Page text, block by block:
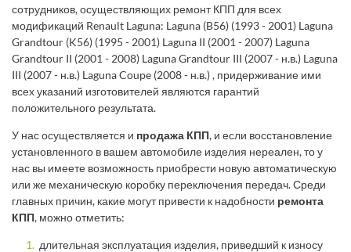
сотрудников, осуществляющих ремонт КПП для всех
модификаций Renault Laguna: Laguna (B56) (1993 - 2001) Laguna
Grandtour (K56) (1995 - 2001) Laguna II (2001 - 2007) Laguna
Grandtour II (2001 - 2008) Laguna Grandtour III (2007 - н.в.) Laguna
III (2007 - н.в.) Laguna Coupe (2008 - н.в.) , придерживание ими
всех указаний изготовителей являются гарантий
положительного результата.
У нас осуществляется и продажа КПП, и если восстановление
установленного в вашем автомобиле изделия нереален, то у
нас вы имеете возможность приобрести новую автоматическую
или же механическую коробку переключения передач. Среди
главных причин, какие могут привести к надобности ремонта
КПП, можно отметить:
длительная эксплуатация изделия, приведший к износу